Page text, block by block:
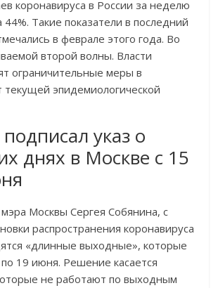
коронавируса в России за неделю
44%. Такие показатели в последний
в феврале этого года. Во
второй волны. Власти
ограничительные меры в
текущей эпидемиологической
указ о
днях в Москве с 15
мэра Москвы Сергея Собянина, с
распространения коронавируса
«длинные выходные», которые
19 июня. Решение касается
не работают по выходным